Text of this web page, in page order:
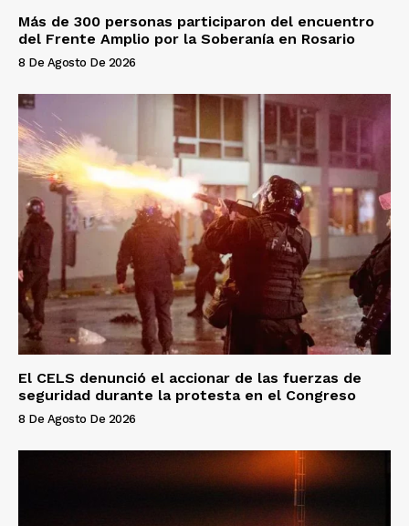
Más de 300 personas participaron del encuentro
del Frente Amplio por la Soberanía en Rosario
8 De Agosto De 2026
El CELS denunció el accionar de las fuerzas de
seguridad durante la protesta en el Congreso
8 De Agosto De 2026